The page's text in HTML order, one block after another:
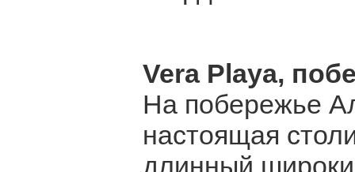
Vera Playa,
На побережье
настоящая
длинный